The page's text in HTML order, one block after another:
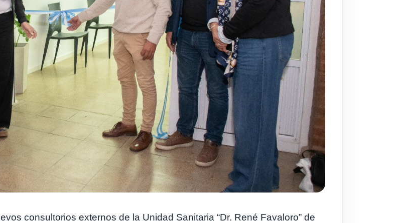
consultorios externos de la Unidad Sanitaria “Dr. René Favaloro” de